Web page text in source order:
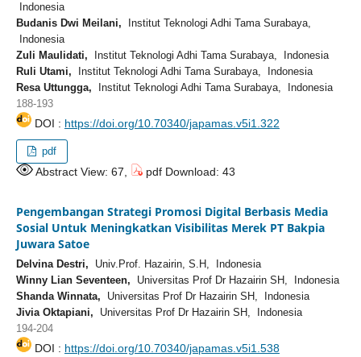
Indonesia
Budanis Dwi Meilani, Institut Teknologi Adhi Tama Surabaya,
Indonesia
Zuli Maulidati, Institut Teknologi Adhi Tama Surabaya, Indonesia
Ruli Utami, Institut Teknologi Adhi Tama Surabaya, Indonesia
Resa Uttungga, Institut Teknologi Adhi Tama Surabaya, Indonesia
188-193
DOI : https://doi.org/10.70340/japamas.v5i1.322
pdf
Abstract View: 67, pdf Download: 43
Pengembangan Strategi Promosi Digital Berbasis Media
Sosial Untuk Meningkatkan Visibilitas Merek PT Bakpia
Juwara Satoe
Delvina Destri, Univ.Prof. Hazairin, S.H, Indonesia
Winny Lian Seventeen, Universitas Prof Dr Hazairin SH, Indonesia
Shanda Winnata, Universitas Prof Dr Hazairin SH, Indonesia
Jivia Oktapiani, Universitas Prof Dr Hazairin SH, Indonesia
194-204
DOI : https://doi.org/10.70340/japamas.v5i1.538